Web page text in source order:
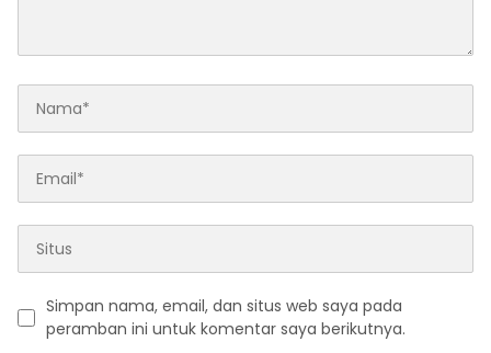
Simpan nama, email, dan situs web saya pada
peramban ini untuk komentar saya berikutnya.